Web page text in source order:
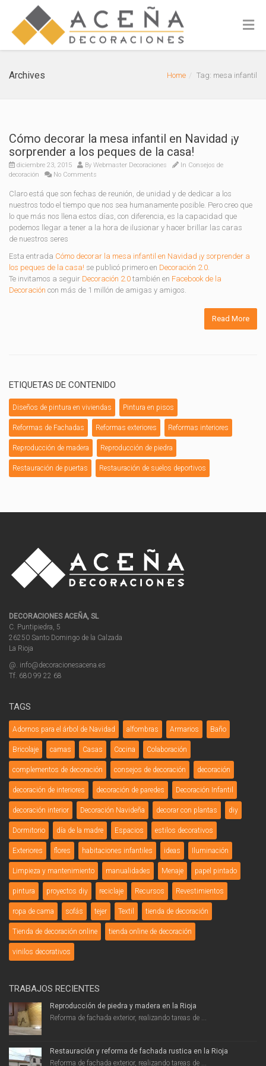
Archives Home Tag: mesa infantil
Cómo decorar la mesa infantil en Navidad ¡y
sorprender a los peques de la casa!
diciembre 23, 2015 By Webmaster Decoraciones In Consejos de
decoración
No Comments
Claro está que son fechas de reunión, de unidad y de dedicar a los
nuestros todo el tiempo que nos sea humanamente posible. Pero creo que
lo que más nos llena estos días, con diferencia, es la capacidad que
podemos llegar a tener a la hora de ilusionar y hacer brillar las caras
de nuestros seres
Esta entrada Cómo decorar la mesa infantil en Navidad ¡y sorprender a
los peques de la casa! se publicó primero en Decoración 2.0.
Te invitamos a seguir Decoración 2.0 también en Facebook de la
Decoración con más de 1 millón de amigas y amigos.
Read More
ETIQUETAS DE CONTENIDO
Diseños de pintura en viviendas Pintura en pisos
Reformas de Fachadas Reformas exteriores Reformas interiores
Reproducción de madera Reproducción de piedra
Restauración de puertas Restauración de suelos deportivos
DECORACIONES ACEÑA, SL
C. Puntipiedra, 5
26250 Santo Domingo de la Calzada
La Rioja
@. info@decoracionesacena.es
Tf. 680 99 22 68
TAGS
Adornos para el árbol de Navidad alfombras Armarios Baño
Bricolaje camas Casas Cocina Colaboración
complementos de decoración consejos de decoración decoración
decoración de interiores decoración de paredes Decoración Infantil
decoración interior Decoración Navideña decorar con plantas diy
Dormitorio día de la madre Espacios estilos decorativos
Exteriores flores habitaciones infantiles ideas Iluminación
Limpieza y mantenimiento manualidades Menaje papel pintado
pintura proyectos diy reciclaje Recursos Revestimientos
ropa de cama sofás tejer Textil tienda de decoración
Tienda de decoración online tienda online de decoración
vinilos decorativos
TRABAJOS RECIENTES
Reproducción de piedra y madera en la Rioja
Reforma de fachada exterior, realizando tareas de ...
Restauración y reforma de fachada rustica en la Rioja
Reforma de fachada exterior, realizando tareas de ...